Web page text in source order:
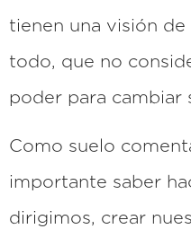
tienen una visión
todo, que no
poder para cambiar
Como suelo
importante saber
dirigimos, crear